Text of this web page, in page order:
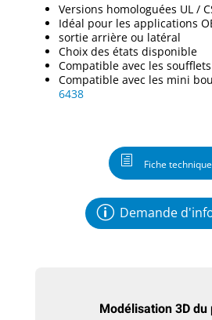
Versions homologuées UL /
Idéal pour les applications
sortie arrière ou latéral
Choix des états disponible
Compatible avec les soufflets
Compatible avec les mini
6438
Fiche technique
Demande
Modélisation 3D